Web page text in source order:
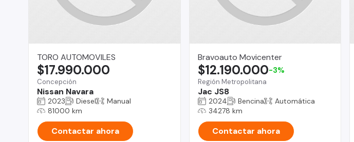
TORO AUTOMOVILES
Concepción
Nissan Navara
$17.990.000
2023 Diesel
Manual
81000 km
Contactar ahora
Bravoauto Movicenter
Región Metropolitana
Jac JS8
$12.190.000-3%
2024 Bencina
Automática
34278 km
Contactar ahora